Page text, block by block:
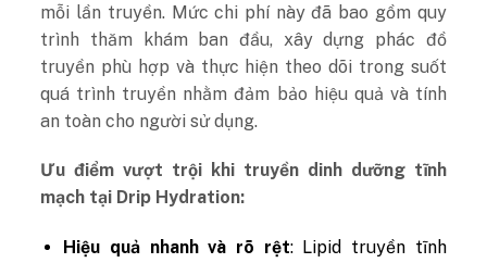
mỗi lần truyền. Mức chi phí này đã bao gồm quy
trình thăm khám ban đầu, xây dựng phác đồ
truyền phù hợp và thực hiện theo dõi trong suốt
quá trình truyền nhằm đảm bảo hiệu quả và tính
an toàn cho người sử dụng.
Ưu điểm vượt trội khi truyền dinh dưỡng tĩnh
mạch tại Drip Hydration:
Hiệu quả nhanh và rõ rệt: Lipid truyền tĩnh